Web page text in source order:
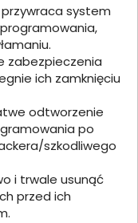
system
zabezpieczenia
ich zamknięciu
odtworzenie
po
szkodliwego
i trwale usunąć
przed ich